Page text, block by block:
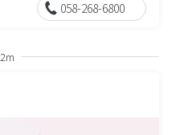
058-268-6800